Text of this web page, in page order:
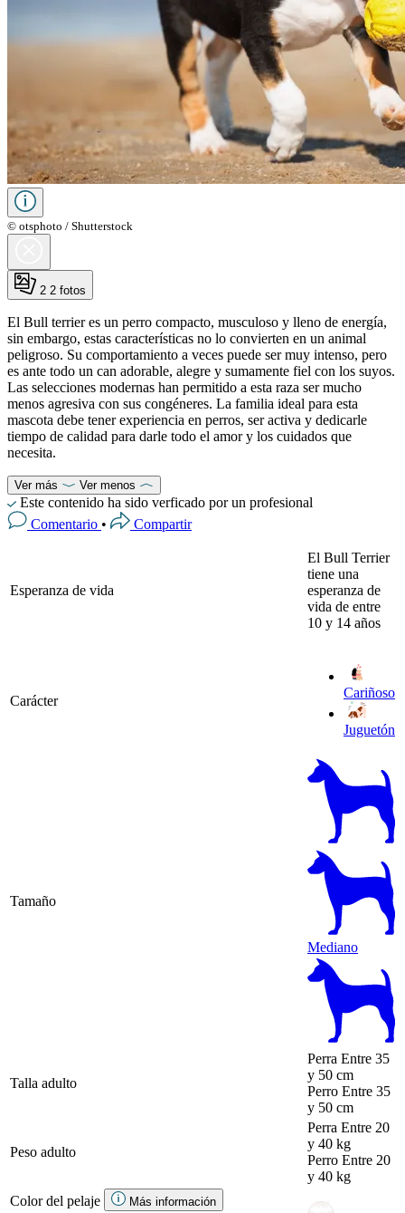
© otsphoto / Shutterstock
2 2 fotos
El Bull terrier es un perro compacto, musculoso y lleno de energía,
sin embargo, estas características no lo convierten en un animal
peligroso. Su comportamiento a veces puede ser muy intenso, pero
es ante todo un can adorable, alegre y sumamente fiel con los suyos.
Las selecciones modernas han permitido a esta raza ser mucho
menos agresiva con sus congéneres. La familia ideal para esta
mascota debe tener experiencia en perros, ser activa y dedicarle
tiempo de calidad para darle todo el amor y los cuidados que
necesita.
Ver más Ver menos
Este contenido ha sido verficado por un profesional
Comentario • Compartir
Esperanza de vida
El Bull Terrier
tiene una
esperanza de
vida de entre
10 y 14 años
Carácter
Cariñoso
Juguetón
Tamaño
Mediano
Talla adulto
Perra Entre 35
y 50 cm
Perro Entre 35
y 50 cm
Peso adulto
Perra Entre 20
y 40 kg
Perro Entre 20
y 40 kg
Color del pelaje
Más información